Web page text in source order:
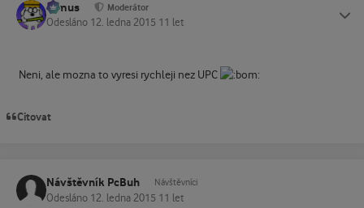
tomus Moderátor
Odesláno 12. ledna 2015 11 let
Neni, ale mozna to vyresi rychleji nez UPC
Citovat
Návštěvník PcBuh Návštěvníci
Odesláno 12. ledna 2015 11 let